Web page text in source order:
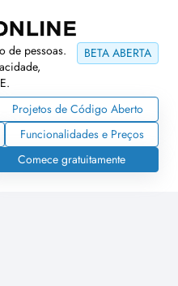
BETA ABERTA
de pessoas.
Projetos de Código Aberto
Funcionalidades e Preços
Comece gratuitamente